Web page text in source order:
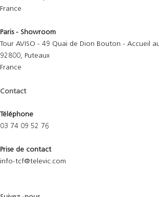
France
Paris - Showroom
Tour AVISO - 49 Quai de Dion Bouton - Accueil
92800, Puteaux
France
Contact
Téléphone
03 74 09 52 76
Prise de contact
info-tcf@televic.com